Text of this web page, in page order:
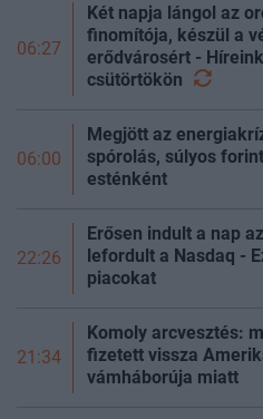
06:27
Két napja lángol az
finomítója, készül a
erődvárosért -
csütörtökön
06:00
Megjött az
spórolás, súlyos
esténként
22:26
Erősen indult a nap
lefordult a Nasdaq -
piacokat
21:34
Komoly arcvesztés:
fizetett vissza
vámháborúja miatt